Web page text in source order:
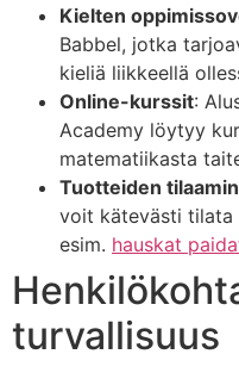
Kielten
Babbel, jotka
kieliä liikkeellä
Online-kurssit:
Academy löytyy
matematiikasta
Tuotteiden
voit kätevästi tilata
esim. hauskat
turvallisuus